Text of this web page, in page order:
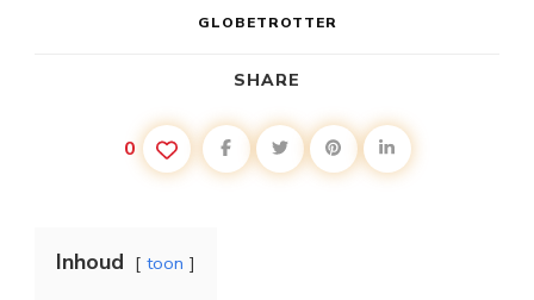
GLOBETROTTER
SHARE
0
Inhoud toon